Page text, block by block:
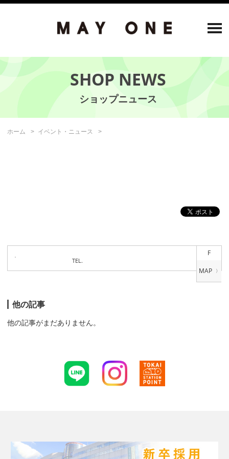
SHOP NEWS
ホーム イベント・ニュース
F
TEL.
他の記事
他の記事がまだありません。